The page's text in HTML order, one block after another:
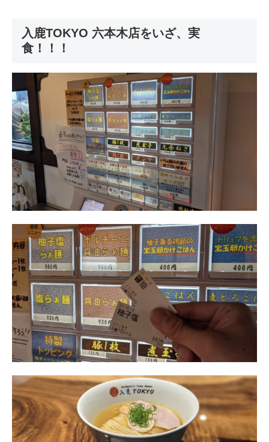
入鹿TOKYO 六本木店をいざ、実
食！！！